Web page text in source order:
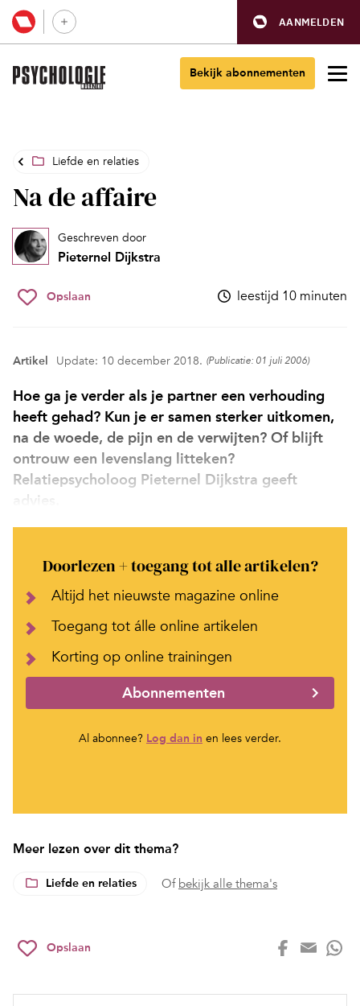
AANMELDEN
Bekijk abonnementen
Liefde en relaties
Na de affaire
Geschreven door
Pieternel Dijkstra
Opslaan leestijd 10 minuten
Artikel Update: 10 december 2018. (Publicatie: 01 juli 2006)
Hoe ga je verder als je partner een verhouding
heeft gehad? Kun je er samen sterker uitkomen,
na de woede, de pijn en de verwijten? Of blijft
ontrouw een levenslang litteken?
Relatiepsycholoog Pieternel Dijkstra geeft
advies.
Doorlezen + toegang tot alle artikelen?
Altijd het nieuwste magazine online
Toegang tot álle online artikelen
Korting op online trainingen
Abonnementen
Al abonnee? Log dan in en lees verder.
Meer lezen over dit thema?
Liefde en relaties Of bekijk alle thema's
Opslaan